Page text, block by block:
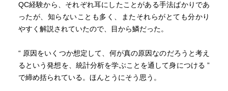
QC経験から、それぞれ耳にしたことがある手法ばかりであ
ったが、知らないことも多く、またそれらがとても分かり
やすく解説されていたので、目から鱗だった。
“ 原因をいくつか想定して、何が真の原因なのだろうと考え
るという発想を、統計分析を学ぶことを通して身につける ”
で締め括られている。ほんとうにそう思う。